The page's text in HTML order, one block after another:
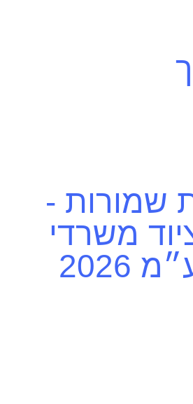
שמורות -
משרדי